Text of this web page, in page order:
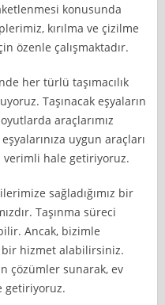
konusunda
kırılma ve çizilme
özenle çalışmaktadır.
her türlü taşımacılık
Taşınacak eşyaların
araçlarımız
uygun araçları
verimli hale getiriyoruz.
sağladığımız bir
Taşınma süreci
Ancak, bizimle
bir hizmet alabilirsiniz.
çözümler sunarak, ev
getiriyoruz.